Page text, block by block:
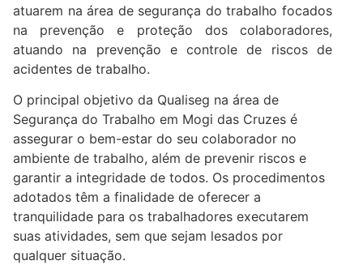
atuarem na área de segurança do trabalho focados
na prevenção e proteção dos colaboradores,
atuando na prevenção e controle de riscos de
acidentes de trabalho.
O principal objetivo da Qualiseg na área de
Segurança do Trabalho em Mogi das Cruzes é
assegurar o bem-estar do seu colaborador no
ambiente de trabalho, além de prevenir riscos e
garantir a integridade de todos. Os procedimentos
adotados têm a finalidade de oferecer a
tranquilidade para os trabalhadores executarem
suas atividades, sem que sejam lesados por
qualquer situação.